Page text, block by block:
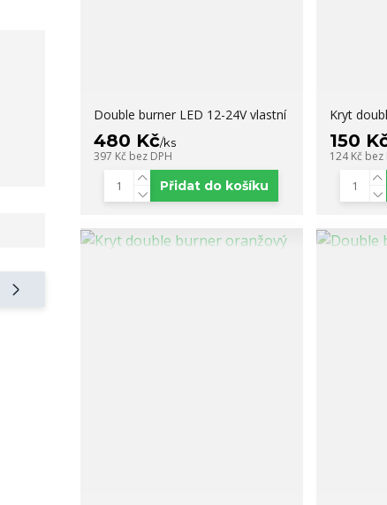
Double burner LED 12-24V vlastní
480 Kč/ks
397 Kč bez DPH
Přidat do košíku
Kryt
150
124 Kč bez